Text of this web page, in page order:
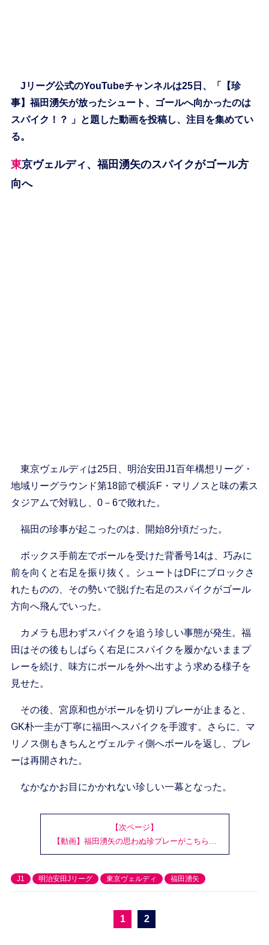
Jリーグ公式のYouTubeチャンネルは25日、「【珍
事】福田湧矢が放ったシュート、ゴールへ向かったのは
スパイク！？ 」と題した動画を投稿し、注目を集めてい
る。
東京ヴェルディ、福田湧矢のスパイクがゴール方
向へ
東京ヴェルディは25日、明治安田J1百年構想リーグ・
地域リーグラウンド第18節で横浜F・マリノスと味の素ス
タジアムで対戦し、0－6で敗れた。
福田の珍事が起こったのは、開始8分頃だった。
ボックス手前左でボールを受けた背番号14は、巧みに
前を向くと右足を振り抜く。シュートはDFにブロックさ
れたものの、その勢いで脱げた右足のスパイクがゴール
方向へ飛んでいった。
カメラも思わずスパイクを追う珍しい事態が発生。福
田はその後もしばらく右足にスパイクを履かないままプ
レーを続け、味方にボールを外へ出すよう求める様子を
見せた。
その後、宮原和也がボールを切りプレーが止まると、
GK朴一圭が丁寧に福田へスパイクを手渡す。さらに、マ
リノス側もきちんとヴェルティ側へボールを返し、プレ
ーは再開された。
なかなかお目にかかれない珍しい一幕となった。
【次ページ】
【動画】福田湧矢の思わぬ珍プレーがこちら…
J1 明治安田Jリーグ 東京ヴェルディ 福田湧矢
1 2